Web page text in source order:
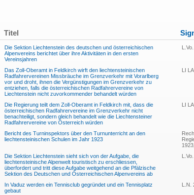
Titel
Die Sektion Liechtenstein des deutschen und österreichischen
Alpenvereins berichtet über ihre Aktivitäten in den ersten
Vereinsjahren
Das Zoll-Oberamt in Feldkirch wirft den liechtensteinischen
Radfahrervereinen Missbräuche im Grenzverkehr mit Vorarlberg
vor und droht, ihnen die Vergünstigungen im Grenzverkehr zu
entziehen, falls die österreichischen Radfahrervereine von
Liechtenstein nicht zuvorkommender behandelt würden
LI
Die Regierung teilt dem Zoll-Oberamt in Feldkirch mit, dass die
österreichischen Radfahrervereine im Grenzverkehr nicht
benachteiligt, sondern gleich behandelt wie die Liechtensteiner
Radfahrervereine von Österreich würden
LI
Bericht des Turninspektors über den Turnunterricht an den
liechtensteinischen Schulen im Jahr 1923
Die Sektion Liechtenstein sieht sich von der Aufgabe, die
liechtensteinische Alpenwelt touristisch zu erschliessen,
überfordert und tritt diese Aufgabe weitgehend an die Pfälzische
Sektion des Deutschen und Österreichischen Alpenvereins ab
In Vaduz werden ein Tennisclub gegründet und ein Tennisplatz
gebaut
L.N.